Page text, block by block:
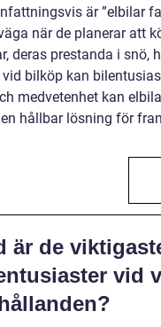
är ”elbilar
när de planerar att
deras prestanda i snö,
bilköp kan
medvetenhet kan
hållbar lösning för
är de
vid